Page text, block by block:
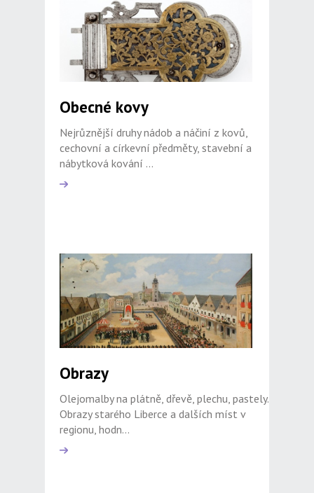
Obecné kovy
Nejrůznější druhy nádob a náčiní z kovů,
cechovní a církevní předměty, stavební a
nábytková kování ...
Obrazy
Olejomalby na plátně, dřevě, plechu, pastely.
Obrazy starého Liberce a dalších míst v
regionu, hodn...